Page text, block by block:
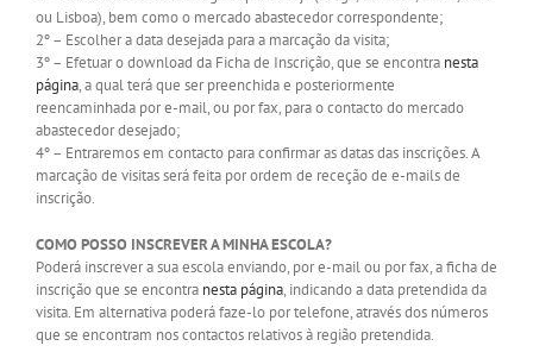
ou Lisboa), bem como o mercado abastecedor correspondente;
2º – Escolher a data desejada para a marcação da visita;
3º – Efetuar o download da Ficha de Inscrição, que se encontra nesta
página, a qual terá que ser preenchida e posteriormente
reencaminhada por e-mail, ou por fax, para o contacto do mercado
abastecedor desejado;
4º – Entraremos em contacto para confirmar as datas das inscrições. A
marcação de visitas será feita por ordem de receção de e-mails de
inscrição.
COMO POSSO INSCREVER A MINHA ESCOLA?
Poderá inscrever a sua escola enviando, por e-mail ou por fax, a ficha de
inscrição que se encontra nesta página, indicando a data pretendida da
visita. Em alternativa poderá faze-lo por telefone, através dos números
que se encontram nos contactos relativos à região pretendida.